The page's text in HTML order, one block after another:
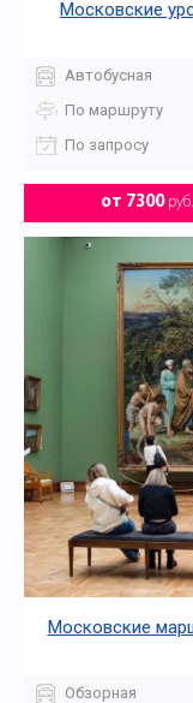
Московские
Автобусная
По маршруту
По запросу
от 7300руб.
Московские
Обзорная